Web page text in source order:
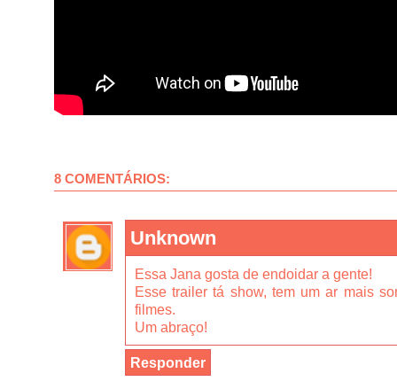
8 COMENTÁRIOS:
Unknown
Essa Jana gosta de endoidar a gente!
Esse trailer tá show, tem um ar mais
filmes.
Um abraço!
Responder